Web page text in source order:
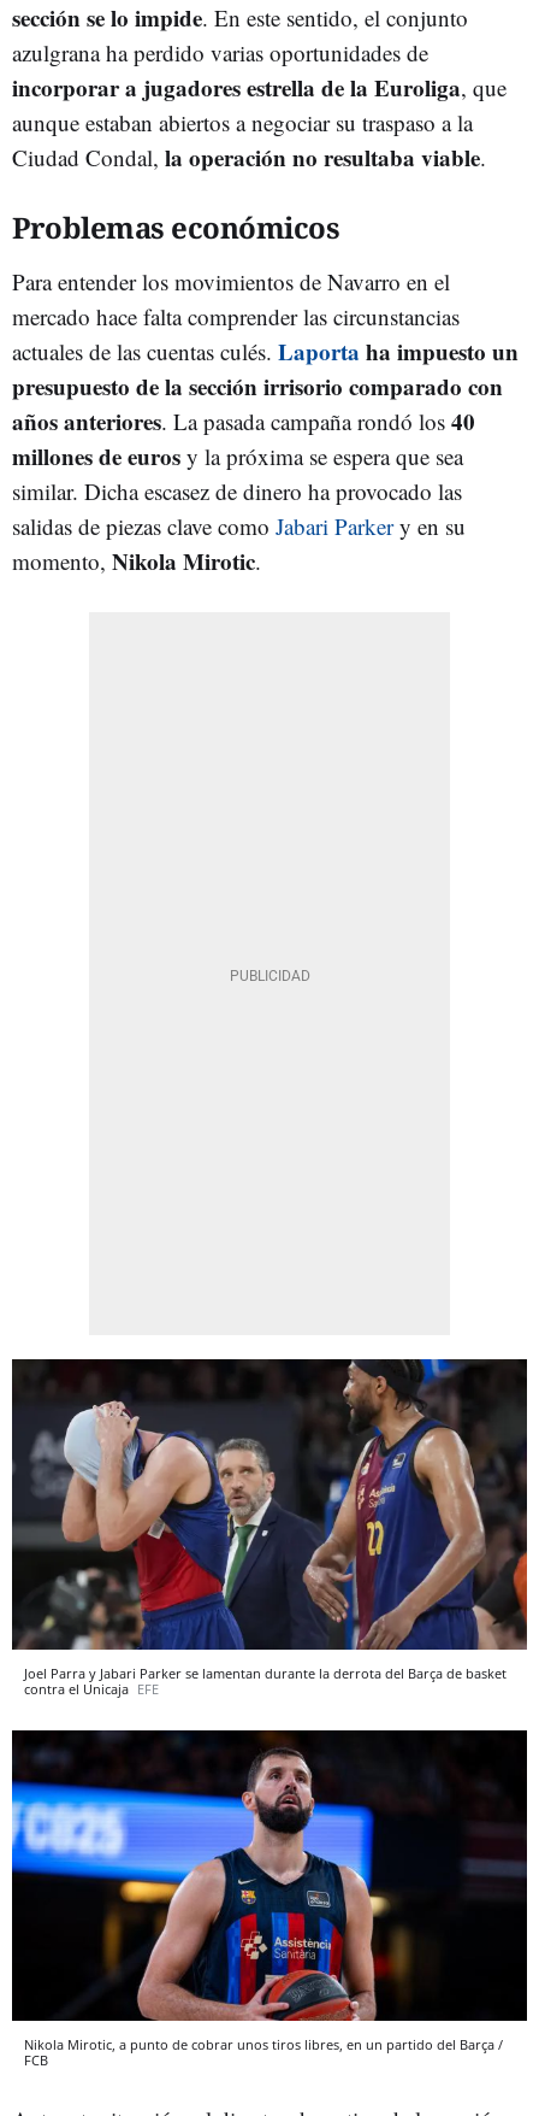
sección se lo impide. En este sentido, el conjunto
azulgrana ha perdido varias oportunidades de
incorporar a jugadores estrella de la Euroliga, que
aunque estaban abiertos a negociar su traspaso a la
Ciudad Condal, la operación no resultaba viable.
Problemas económicos
Para entender los movimientos de Navarro en el
mercado hace falta comprender las circunstancias
actuales de las cuentas culés. Laporta ha impuesto un
presupuesto de la sección irrisorio comparado con
años anteriores. La pasada campaña rondó los 40
millones de euros y la próxima se espera que sea
similar. Dicha escasez de dinero ha provocado las
salidas de piezas clave como Jabari Parkery en su
momento, Nikola Mirotic.
Joel Parra y Jabari Parker se lamentan durante la derrota del Barça de basket
contra el Unicaja EFE
Nikola Mirotic, a punto de cobrar unos tiros libres, en un partido del Barça /
FCB